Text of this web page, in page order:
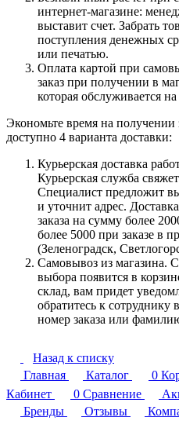
интернет-магазине:
выставит счет. Забрать
поступления денежных
или печатью.
Оплата картой при
заказ при получении в
которая обслуживается
Экономьте время на получении
доступно 4 варианта доставки:
Курьерская доставка
Курьерская служба
Специалист предложит
и уточнит адрес.
заказа на сумму более
более 5000 при заказе в
(Зеленоградск,
Самовывоз из магазина.
выбора появится в
склад, вам придет
обратитесь к сотруднику
номер заказа или
Назад к списку
Главная
Каталог 0
Кабинет
0 Сравнение
Бренды
Отзывы